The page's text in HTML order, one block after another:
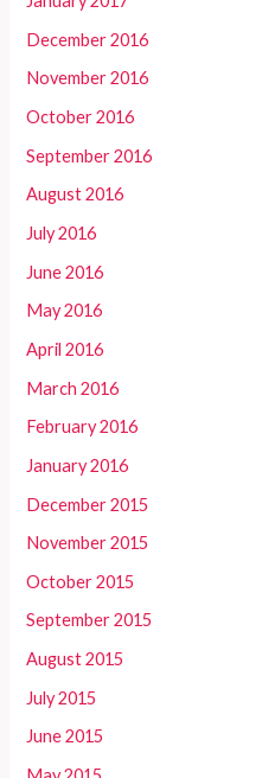
December 2016
November 2016
October 2016
September 2016
August 2016
July 2016
June 2016
May 2016
April 2016
March 2016
February 2016
January 2016
December 2015
November 2015
October 2015
September 2015
August 2015
July 2015
June 2015